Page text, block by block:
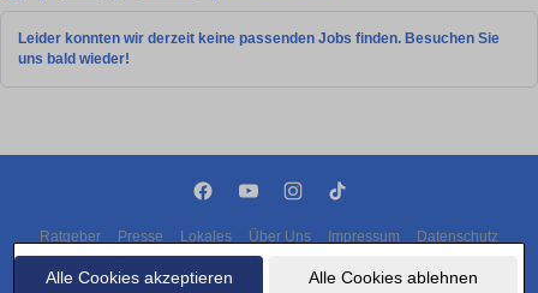
Alle Cookies akzeptieren Alle Cookies ablehnen
Leider konnten wir derzeit keine passenden Jobs finden. Besuchen Sie
uns bald wieder!
Ratgeber Presse Lokales Über Uns Impressum Datenschutz